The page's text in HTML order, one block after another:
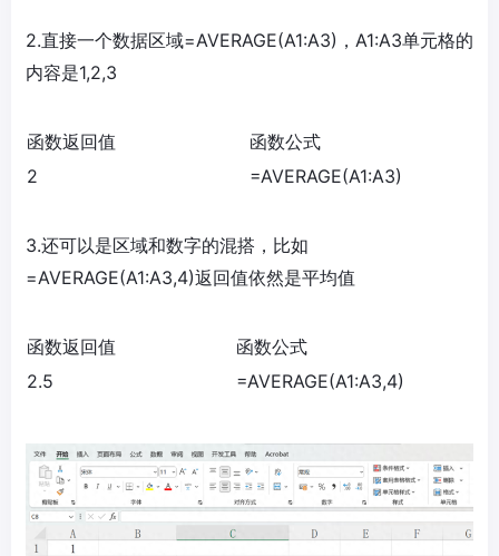
2.直接一个数据区域=AVERAGE(A1:A3)，A1:A3单元格的
内容是1,2,3
函数返回值
函数公式
2
=AVERAGE(A1:A3)
3.还可以是区域和数字的混搭，比如
=AVERAGE(A1:A3,4)返回值依然是平均值
函数返回值
函数公式
2.5
=AVERAGE(A1:A3,4)